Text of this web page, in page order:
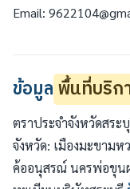
Email:
ข้อมูลพื้นที่บริก
ตราประจำจังหวัดสร
จังหวัด: เมืองมะขามห
ค้ออนุสรณ์ นครพ่อขุน